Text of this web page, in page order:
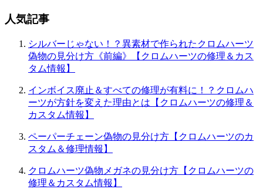
ン
人気記事
シルバーじゃない！？異素材で作られたクロムハーツ
偽物の見分け方《前編》【クロムハーツの修理＆カス
タム情報】
インボイス廃止＆すべての修理が有料に！？クロムハ
ーツが方針を変えた理由とは【クロムハーツの修理＆
カスタム情報】
ペーパーチェーン偽物の見分け方【クロムハーツのカ
スタム＆修理情報】
クロムハーツ偽物メガネの見分け方【クロムハーツの
修理＆カスタム情報】